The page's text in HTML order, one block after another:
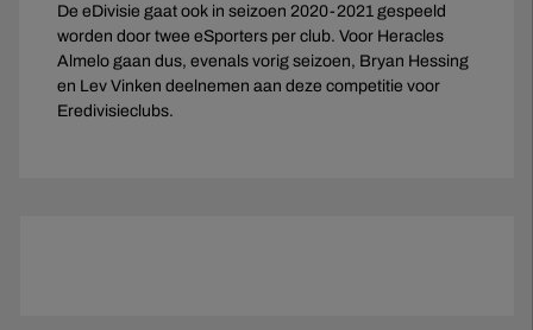
De eDivisie gaat ook in seizoen 2020-2021 gespeeld
worden door twee eSporters per club. Voor Heracles
Almelo gaan dus, evenals vorig seizoen, Bryan Hessing
en Lev Vinken deelnemen aan deze competitie voor
Eredivisieclubs.